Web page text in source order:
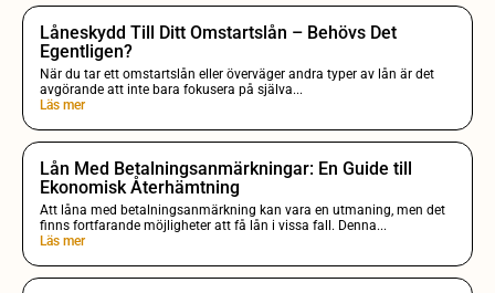
Låneskydd Till Ditt Omstartslån – Behövs Det
Egentligen?
När du tar ett omstartslån eller överväger andra typer av lån är det
avgörande att inte bara fokusera på själva...
Läs mer
Lån Med Betalningsanmärkningar: En Guide till
Ekonomisk Återhämtning
Att låna med betalningsanmärkning kan vara en utmaning, men det
finns fortfarande möjligheter att få lån i vissa fall. Denna...
Läs mer